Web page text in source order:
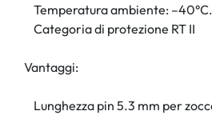
Temperatura ambiente:
Categoria di protezione RT II
Vantaggi:
Lunghezza pin 5.3 mm per